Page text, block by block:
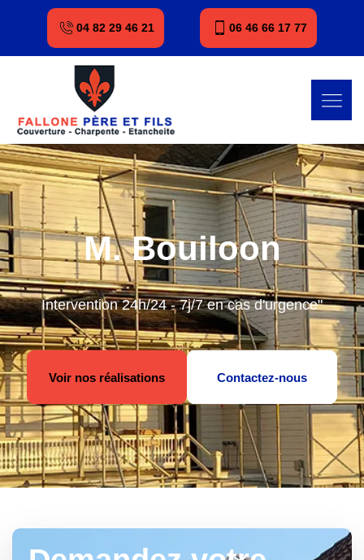
04 82 29 46 21 06 46 66 17 77
M. Bouiloon
Intervention 24h/24 - 7j/7 en cas d'urgence"
Voir nos réalisations Contactez-nous